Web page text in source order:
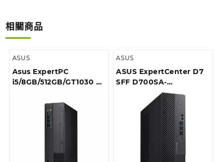
相關商品
ASUS
Asus ExpertPC
i5/8GB/512GB/GT1030 商
I59400003T
ASUS
ASUS ExpertCenter D7
SFF D700SA-
510400035T Desktop